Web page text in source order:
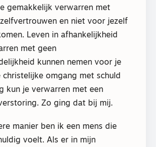
gemakkelijk verwarren met
en niet voor jezelf
Leven in afhankelijkheid
met geen
kunnen nemen voor je
christelijke omgang met schuld
kun je verwarren met een
Zo ging dat bij mij.
manier ben ik een mens die
voelt. Als er in mijn